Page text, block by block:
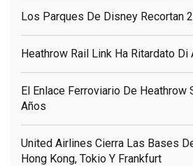
Los Parques De Disney Recortan
Heathrow Rail Link Ha Ritardato Di
El Enlace Ferroviario De Heathrow
Años
United Airlines Cierra Las Bases
Hong Kong, Tokio Y Frankfurt